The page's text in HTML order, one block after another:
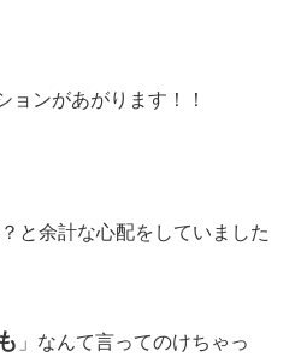
ンがあがります！！
と余計な心配をしていました
」なんて言ってのけちゃっ